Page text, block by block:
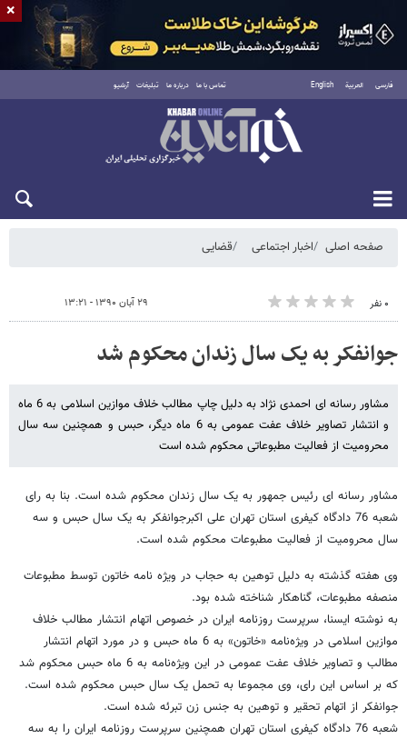
فارسی العربية English تماس با ما درباره ما تبلیغات آرشیو
شنبه ۱۷ مرداد ۱۴۰۵
صفحه اصلی اخبار اجتماعی قضایی
۰ نفر ۲۹ آبان ۱۳۹۰ - ۱۳:۲۱
جوانفکر به یک سال زندان محکوم شد
مشاور رسانه ای احمدی نژاد به دلیل چاپ مطالب خلاف موازین اسلامی به 6 ماه
و انتشار تصاویر خلاف عفت عمومی به 6 ماه دیگر، حبس و همچنین سه سال
محرومیت از فعالیت مطبوعاتی محکوم شده است
مشاور رسانه ای رئیس جمهور به یک سال زندان محکوم شده است. بنا به رای
شعبه 76 دادگاه کیفری استان تهران علی اکبرجوانفکر به یک سال حبس و سه
سال محرومیت از فعالیت مطبوعات محکوم شده است.
وی هفته گذشته به دلیل توهین به حجاب در ویژه نامه خاتون توسط مطبوعات
منصفه مطبوعات، گناهکار شناخته شده بود.
به نوشته ایسنا، سرپرست روزنامه ایران در خصوص اتهام انتشار مطالب خلاف
موازین اسلامی در ویژه‌نامه «خاتون» به 6 ماه حبس و در مورد اتهام انتشار
مطالب و تصاویر خلاف عفت عمومی در این ویژه‌نامه به 6 ماه حبس محکوم شد
که بر اساس این رای، وی مجموعا به تحمل یک سال حبس محکوم شده است.
جوانفکر از اتهام تحقیر و توهین به جنس زن تبرئه شده است.
شعبه 76 دادگاه کیفری استان تهران همچنین سرپرست روزنامه ایران را به سه
×